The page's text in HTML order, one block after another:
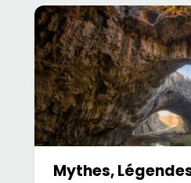
Mythes,